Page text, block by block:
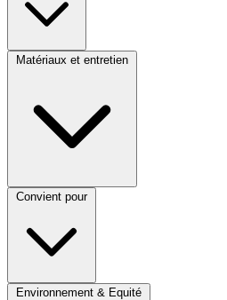
Matériaux et entretien
Convient pour
Environnement & Equité